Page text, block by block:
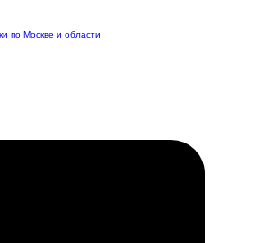
по Москве и области